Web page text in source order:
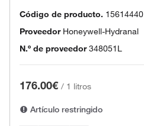
Código de producto. 15614440
Proveedor Honeywell-Hydranal
N.º de proveedor 348051L
176.00€ / 1 litros
Artículo restringido